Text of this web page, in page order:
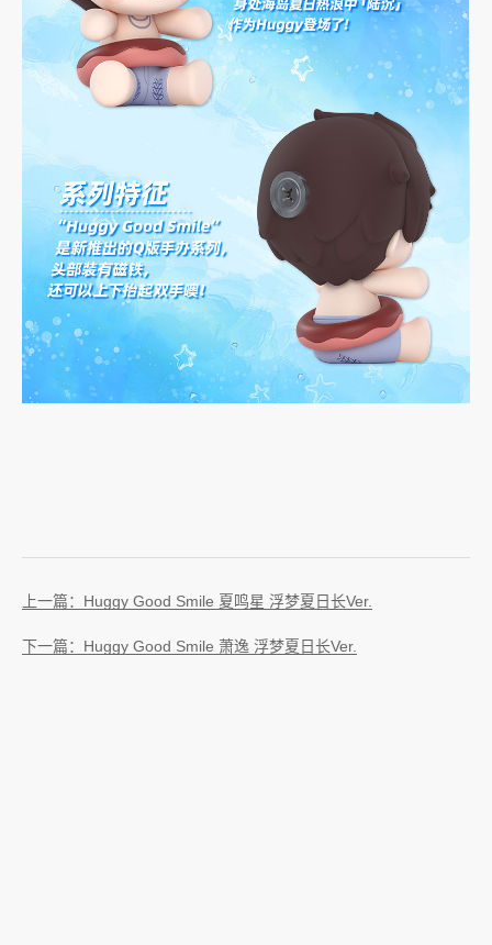
上一篇：Huggy Good Smile 夏鸣星 浮梦夏日长Ver.
下一篇：Huggy Good Smile 萧逸 浮梦夏日长Ver.